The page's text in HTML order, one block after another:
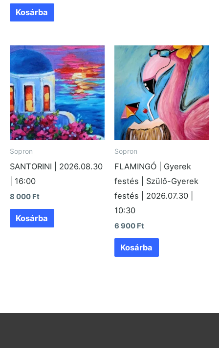
Kosárba
Sopron
SANTORINI | 2026.08.30
| 16:00
8 000 Ft
Kosárba
Sopron
FLAMINGÓ | Gyerek
festés | Szülő-Gyerek
festés | 2026.07.30 |
10:30
6 900 Ft
Kosárba